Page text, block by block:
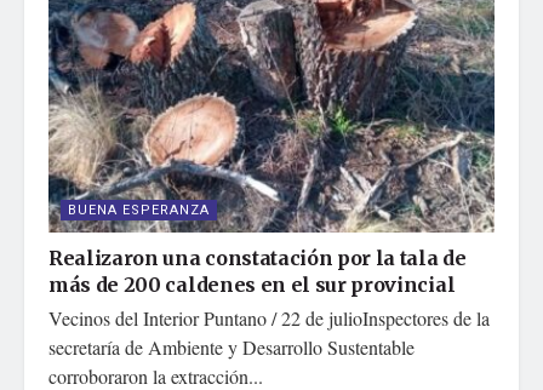
BUENA ESPERANZA
Realizaron una constatación por la tala de
más de 200 caldenes en el sur provincial
Vecinos del Interior Puntano / 22 de julioInspectores de la
secretaría de Ambiente y Desarrollo Sustentable
corroboraron la extracción...